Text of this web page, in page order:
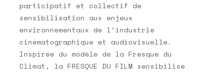
participatif et collectif de
sensibilisation aux enjeux
environnementaux de l’industrie
cinématographique et audiovisuelle.
Inspirée du modèle de la Fresque du
Climat, la FRESQUE DU FILM sensibilise